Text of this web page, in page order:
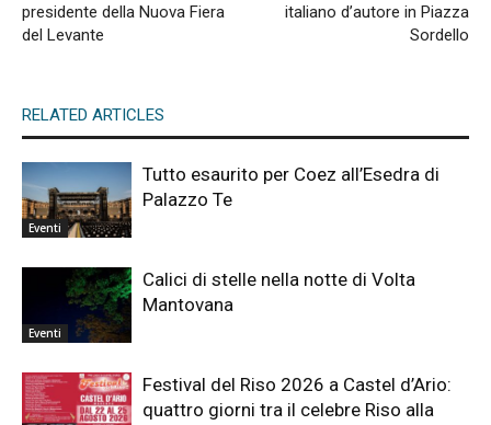
presidente della Nuova Fiera
del Levante
italiano d’autore in Piazza
Sordello
RELATED ARTICLES
Eventi
Tutto esaurito per Coez all’Esedra di
Palazzo Te
Eventi
Calici di stelle nella notte di Volta
Mantovana
Festival del Riso 2026 a Castel d’Ario:
quattro giorni tra il celebre Riso alla